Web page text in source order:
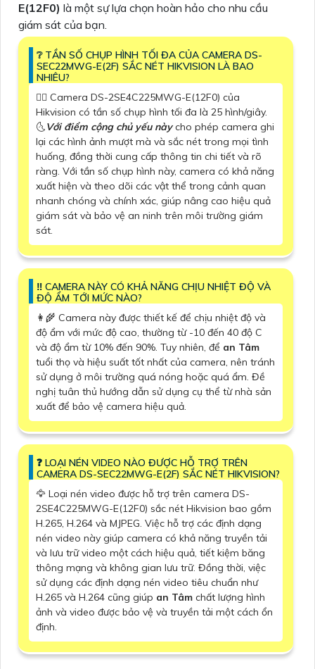
E(12F0) là một sự lựa chọn hoàn hảo cho nhu cầu
giám sát của bạn.
❔ TẦN SỐ CHỤP HÌNH TỐI ĐA CỦA CAMERA DS-
SEC22MWG-E(2F) SẮC NÉT HIKVISION LÀ BAO
NHIÊU?
🙆‍♀️ Camera DS-2SE4C225MWG-E(12F0) của
Hikvision có tần số chụp hình tối đa là 25 hình/giây.
🌜Với điểm cộng chủ yếu nàycho phép camera ghi
lại các hình ảnh mượt mà và sắc nét trong mọi tình
huống, đồng thời cung cấp thông tin chi tiết và rõ
ràng. Với tần số chụp hình này, camera có khả năng
xuất hiện và theo dõi các vật thể trong cảnh quan
nhanh chóng và chính xác, giúp nâng cao hiệu quả
giám sát và bảo vệ an ninh trên môi trường giám
sát.
‼️ CAMERA NÀY CÓ KHẢ NĂNG CHỊU NHIỆT ĐỘ VÀ
ĐỘ ẨM TỚI MỨC NÀO?
👩‍🌾 Camera này được thiết kế để chịu nhiệt độ và
độ ẩm với mức độ cao, thường từ -10 đến 40 độ C
và độ ẩm từ 10% đến 90%. Tuy nhiên, để an Tâm
tuổi thọ và hiệu suất tốt nhất của camera, nên tránh
sử dụng ở môi trường quá nóng hoặc quá ẩm. Đề
nghị tuân thủ hướng dẫn sử dụng cụ thể từ nhà sản
xuất để bảo vệ camera hiệu quả.
️❓ LOẠI NÉN VIDEO NÀO ĐƯỢC HỖ TRỢ TRÊN
CAMERA DS-SEC22MWG-E(2F) SẮC NÉT HIKVISION?
🦅 Loại nén video được hỗ trợ trên camera DS-
2SE4C225MWG-E(12F0) sắc nét Hikvision bao gồm
H.265, H.264 và MJPEG. Việc hỗ trợ các định dạng
nén video này giúp camera có khả năng truyền tải
và lưu trữ video một cách hiệu quả, tiết kiệm băng
thông mạng và không gian lưu trữ. Đồng thời, việc
sử dụng các định dạng nén video tiêu chuẩn như
H.265 và H.264 cũng giúp an Tâm chất lượng hình
ảnh và video được bảo vệ và truyền tải một cách ổn
định.